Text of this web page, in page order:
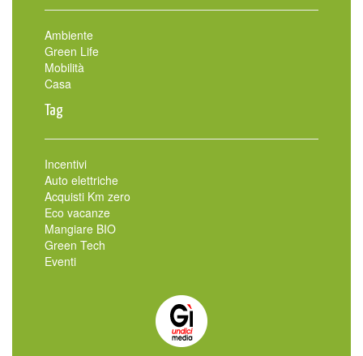
Ambiente
Green Life
Mobilità
Casa
Tag
Incentivi
Auto elettriche
Acquisti Km zero
Eco vacanze
Mangiare BIO
Green Tech
Eventi